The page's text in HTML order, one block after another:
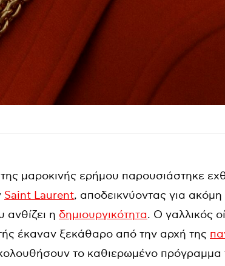
μαροκινής ερήμου παρουσιάστηκε
Saint Laurent, αποδεικνύοντας για
ανθίζει η δημιουργικότητα. Ο γαλλικός
έκαναν ξεκάθαρο από την αρχή της
το καθιερωμένο πρόγραμμα